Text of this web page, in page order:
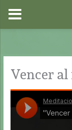
contenido
Vencer